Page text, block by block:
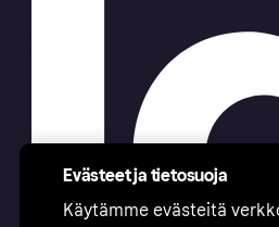
Evästeet ja tietosuoja
Käytämme evästeitä